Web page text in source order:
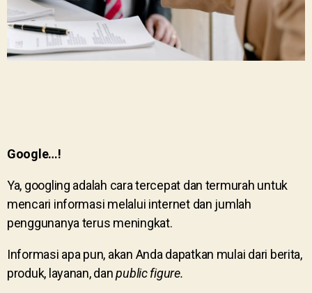
Google…!
Ya, googling adalah cara tercepat dan termurah untuk
mencari informasi melalui internet dan jumlah
penggunanya terus meningkat.
Informasi apa pun, akan Anda dapatkan mulai dari berita,
produk, layanan, danpublic figure.